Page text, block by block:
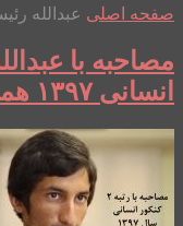
صفحه اصلی عبدالله
مصاحبه با
انسانی ۱۳۹۷ همراه با فیلم